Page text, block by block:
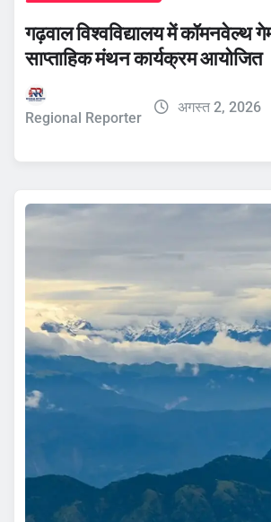
गढ़वाल विश्वविद्यालय में कॉमनवेल्थ
साप्ताहिक मंथन कार्यक्रम आयोजित
Regional Reporter
अगस्त 2, 2026